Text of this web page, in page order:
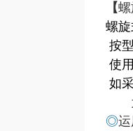
【
螺
按
使
如
◎